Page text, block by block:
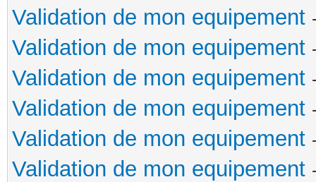
Validation de mon equipement
Validation de mon equipement
Validation de mon equipement
Validation de mon equipement
Validation de mon equipement
Validation de mon equipement